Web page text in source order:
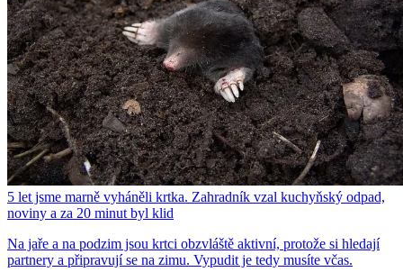
5 let jsme marně vyháněli krtka. Zahradník vzal kuchyňský odpad,
noviny a za 20 minut byl klid
Na jaře a na podzim jsou krtci obzvláště aktivní, protože si hledají
partnery a připravují se na zimu. Vypudit je tedy musíte včas.